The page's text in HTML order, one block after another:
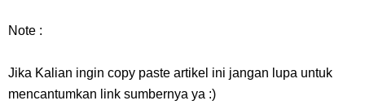
Note :
Jika Kalian ingin copy paste artikel ini jangan lupa untuk
mencantumkan link sumbernya ya :)